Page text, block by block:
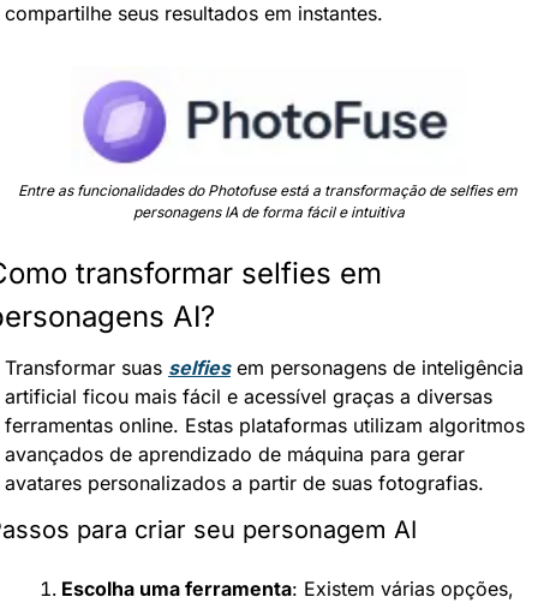
compartilhe seus resultados em instantes.
Entre as funcionalidades do Photofuse está a transformação de selfies em
personagens IA de forma fácil e intuitiva
transformar selfies em
AI?
Transformar suas selfies em personagens de inteligência
artificial ficou mais fácil e acessível graças a diversas
ferramentas online. Estas plataformas utilizam algoritmos
avançados de aprendizado de máquina para gerar
avatares personalizados a partir de suas fotografias.
para criar seu personagem AI
Escolha uma ferramenta: Existem várias opções,